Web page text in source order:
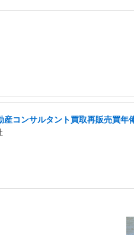
コンサルタント買取再販売買